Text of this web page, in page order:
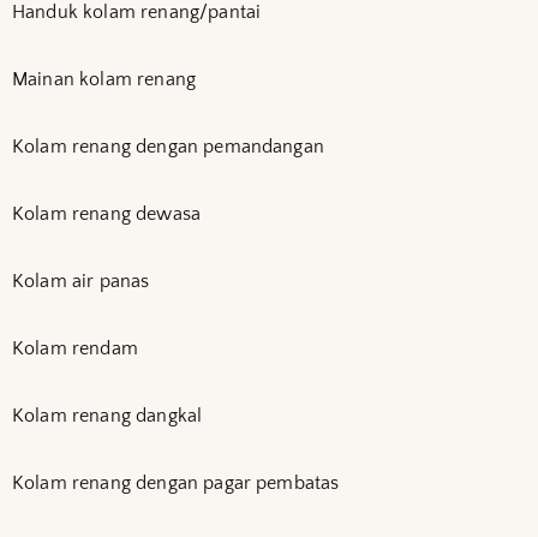
Handuk kolam renang/pantai
Mainan kolam renang
Kolam renang dengan pemandangan
Kolam renang dewasa
Kolam air panas
Kolam rendam
Kolam renang dangkal
Kolam renang dengan pagar pembatas